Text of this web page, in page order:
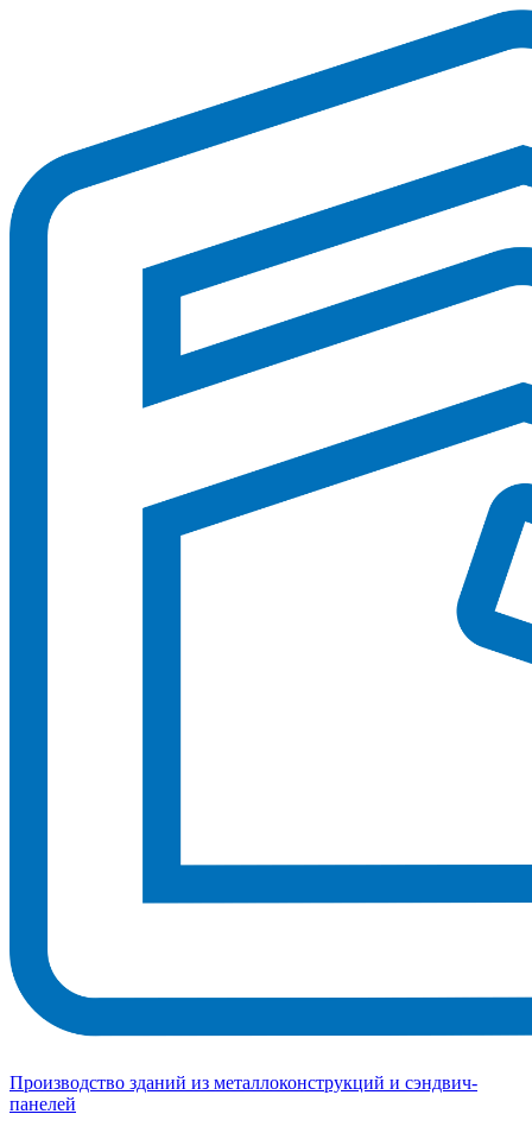
Производство зданий из металлоконструкций и сэндвич-
панелей